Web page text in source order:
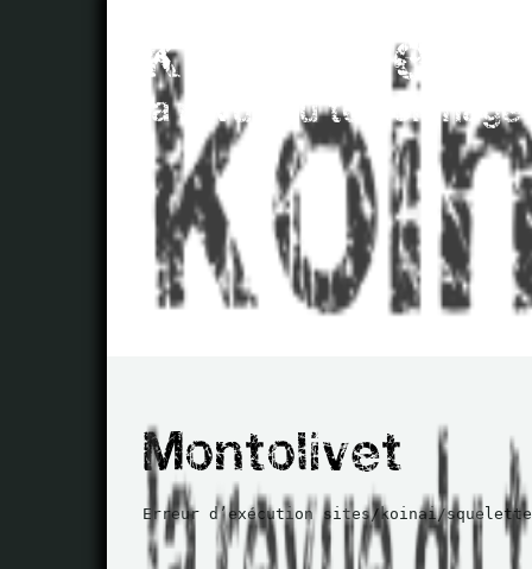
Erreur d’exécution sites/koinai/